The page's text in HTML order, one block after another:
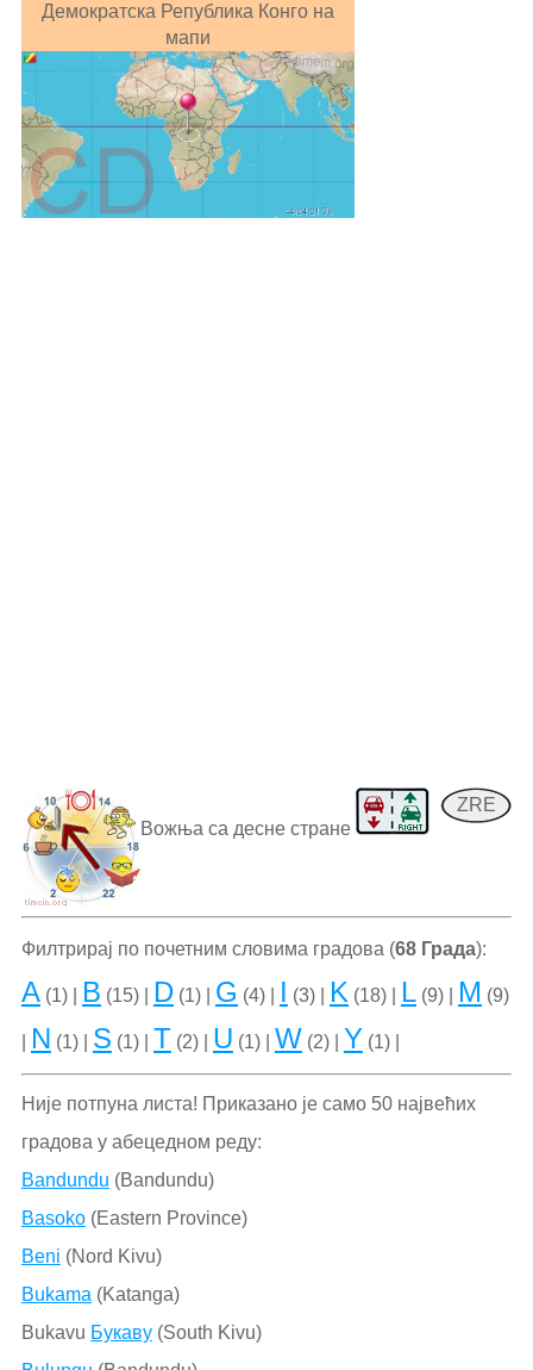
Демократска Република Конго на
мапи
ZRE
Вожња са десне стране
Филтрирај по почетним словима градова (68 Града):
A(1) | B (15) | D(1) | G (4) | I (3) | K (18) | L(9) | M (9)
N (1) | S (1) | T (2) | U (1) | W (2) | Y (1) |
Није потпуна листа! Приказано је само 50 највећих
градова у абецедном реду:
Bandundu (Bandundu)
Basoko(Eastern Province)
Beni (Nord Kivu)
Bukama (Katanga)
Bukavu Букаву(South Kivu)